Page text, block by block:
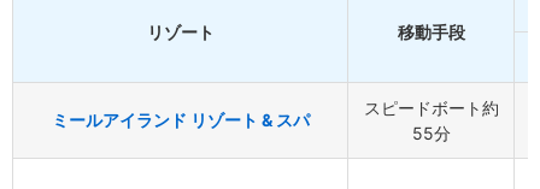
リゾート
移動手段
ミールアイランド リゾート & スパ
スピードボート約
55分